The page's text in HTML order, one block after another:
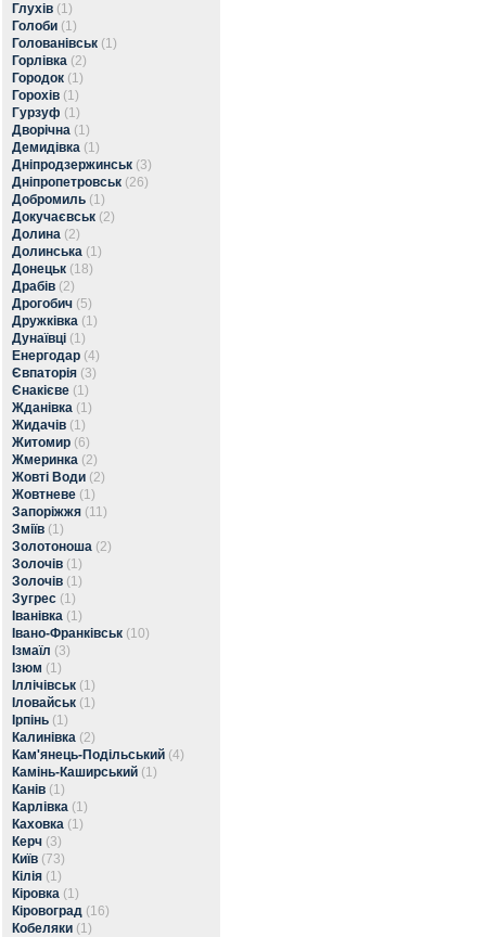
Глухів (1)
Голоби (1)
Голованівськ (1)
Горлівка (2)
Городок (1)
Горохів (1)
Гурзуф (1)
Дворічна (1)
Демидівка (1)
Дніпродзержинськ (3)
Дніпропетровськ (26)
Добромиль (1)
Докучаєвськ (2)
Долина (2)
Долинська (1)
Донецьк (18)
Драбів (2)
Дрогобич (5)
Дружківка (1)
Дунаївці (1)
Енергодар (4)
Євпаторія (3)
Єнакієве (1)
Жданівка (1)
Жидачів (1)
Житомир (6)
Жмеринка (2)
Жовті Води (2)
Жовтневе (1)
Запоріжжя (11)
Зміїв (1)
Золотоноша (2)
Золочів (1)
Золочів (1)
Зугрес (1)
Іванівка (1)
Івано-Франківськ (10)
Ізмаїл (3)
Ізюм (1)
Іллічівськ (1)
Іловайськ (1)
Ірпінь (1)
Калинівка (2)
Кам'янець-Подільський (4)
Камінь-Каширський (1)
Канів (1)
Карлівка (1)
Каховка (1)
Керч (3)
Київ (73)
Кілія (1)
Кіровка (1)
Кіровоград (16)
Кобеляки (1)